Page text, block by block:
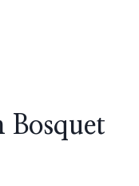
Bosquet